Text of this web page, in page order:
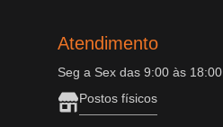
Atendimento
Seg a Sex das 9:00 às 18:00
Postos físicos